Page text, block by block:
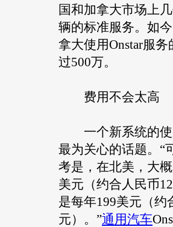
国和加拿大市场上
辆的标准服务。如
拿大使用Onstar服
过500万。
费用不会太高
一个新系统的使
最为关心的话题。“
考是，在北美，大
美元（约合人民币
是每年199美元（约
元）。”通用汽车